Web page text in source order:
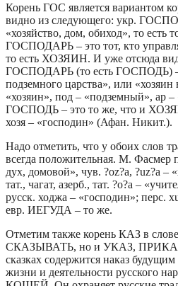
Корень ГОС является вариантом
видно из следующего: укр.
«хозяйство, дом, обиход», то
ГОСПОДАРЬ – это тот, кто
то есть ХОЗЯИН. И уже отсюда
ГОСПОДАРЬ (то есть ГОСПОДЬ) –
подземного царства», или
«хозяин», под – «подземный», ар –
ГОСПОДЬ – это то же, что и
хозя – «господин» (Афан. Никит.).
Надо отметить, что у обоих слов
всегда положительная. М. Фасмер
дух, домовой», чув. ?оz?а, ?uz?а –
тат., чагат, азерб., тат. ?о?а –
русск. ходжа – «господин»; перс.
евр. ИЕГУДА – то же.
Отметим также корень КАЗ в
СКАЗЫВАТЬ, но и УКАЗ,
сказках содержится наказ
жизни и деятельности русского